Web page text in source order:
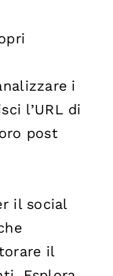
i
l’URL di
post
il social
il